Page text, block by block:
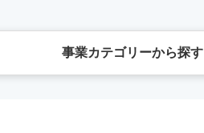
事業カテゴリーから探す